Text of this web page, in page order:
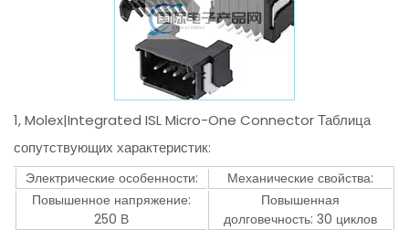
1, Molex|Integrated ISL Micro-One Connector Таблица
сопутствующих характеристик:
Электрические особенности:
Механические свойства:
Повышенное напряжение:
250 В
Повышенная
долговечность: 30 циклов